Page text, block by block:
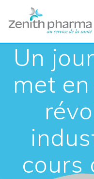
Un
met
cours